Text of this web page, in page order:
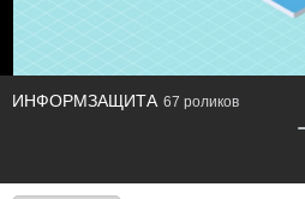
ИНФОРМЗАЩИТА 67 роликов